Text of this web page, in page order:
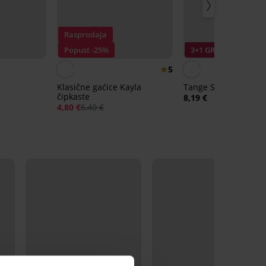
Rasprodaja
Popust -25%
5
Klasične gaćice Kayla
čipkaste
4,80 €6,40 €
3+1 GRATIS
Tange Simple Lace
8,19 €